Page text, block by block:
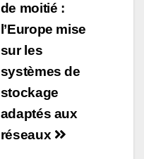
de moitié :
l’Europe mise
sur les
systèmes de
stockage
adaptés aux
réseaux